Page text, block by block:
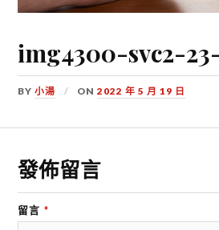
img4300-svc2-
BY小湯 ON2022 年 5 月 19 日
發佈留言
留言 *